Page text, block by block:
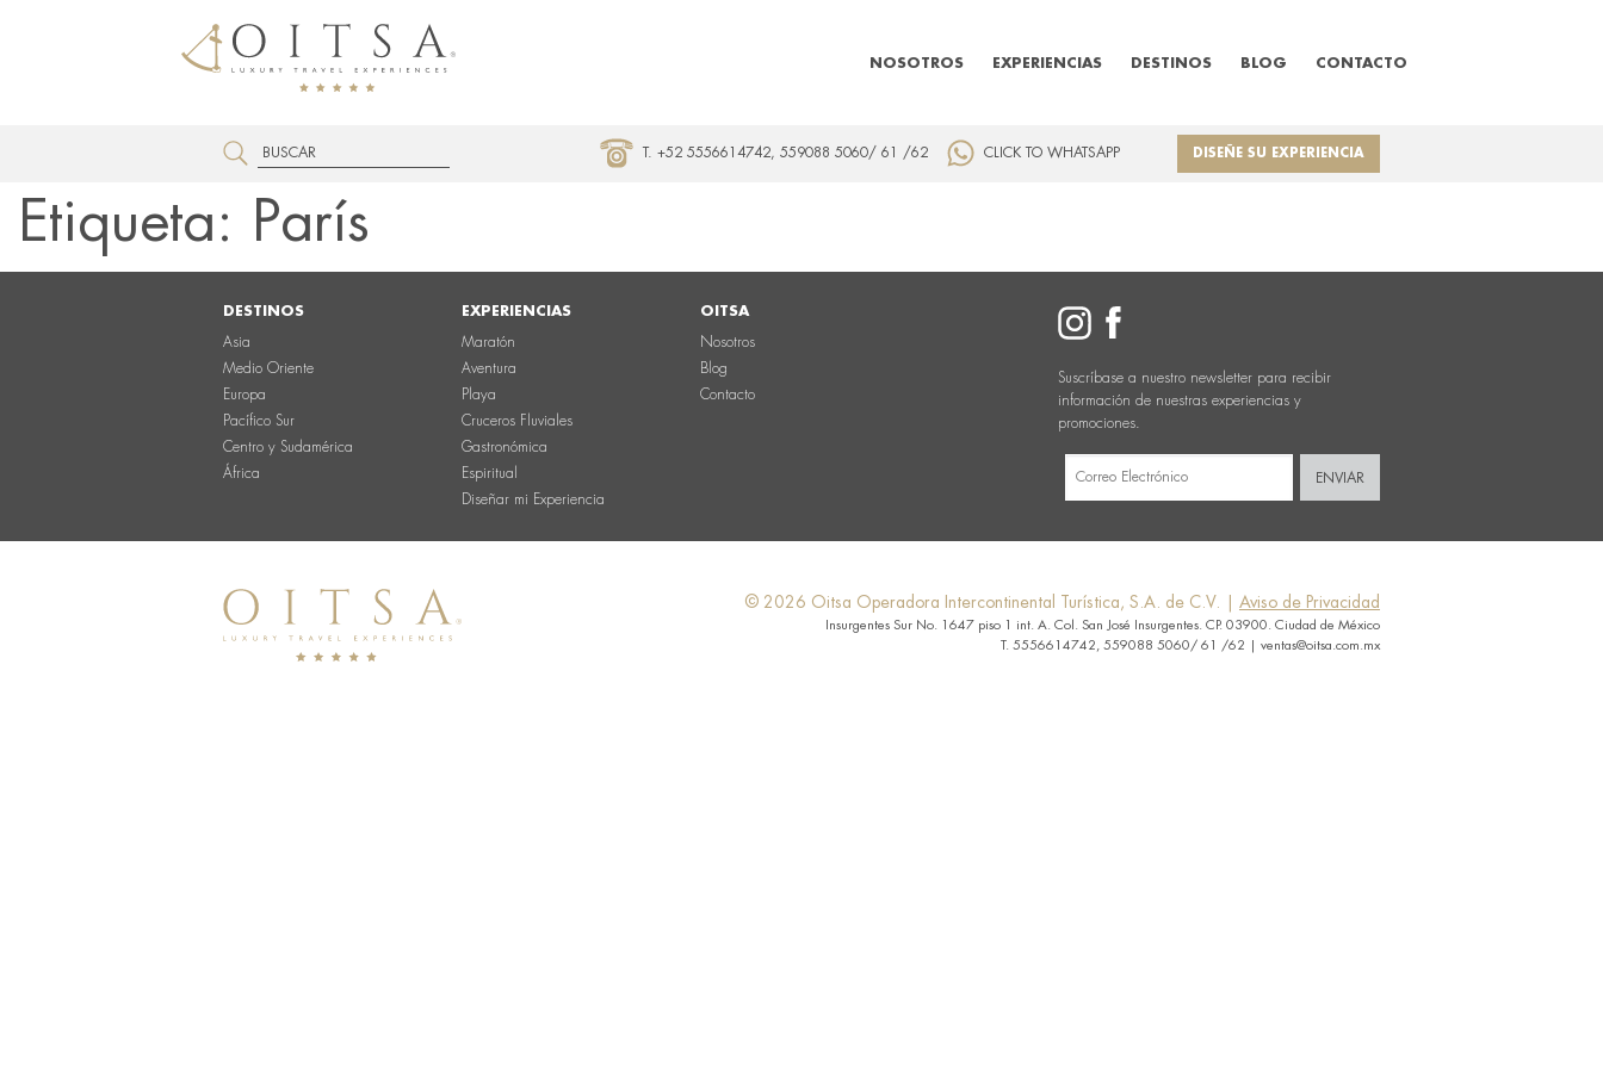
NOSOTROS EXPERIENCIAS DESTINOS BLOG CONTACTO
T. +52 5556614742, 559088 5060/ 61 /62 CLICK TO WHATSAPP DISEÑE SU EXPERIENCIA
Etiqueta: París
DESTINOS
Asia
Medio Oriente
Europa
Pacífico Sur
Centro y Sudamérica
África
EXPERIENCIAS
Maratón
Aventura
Playa
Cruceros Fluviales
Gastronómica
Espiritual
Diseñar mi Experiencia
OITSA
Nosotros
Blog
Contacto
Suscríbase a nuestro newsletter para recibir
información de nuestras experiencias y
promociones.
© 2026 Oitsa Operadora Intercontinental Turística, S.A. de C.V. | Aviso de Privacidad
Insurgentes Sur No. 1647 piso 1 int. A. Col. San José Insurgentes. CP. 03900. Ciudad de México
T. 5556614742, 559088 5060/ 61 /62 | ventas@oitsa.com.mx